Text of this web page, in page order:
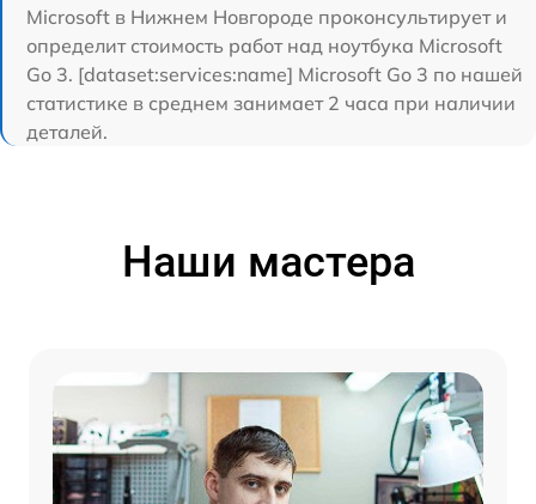
Microsoft в Нижнем Новгороде проконсультирует и
определит стоимость работ над ноутбука Microsoft
Go 3. [dataset:services:name] Microsoft Go 3 по нашей
статистике в среднем занимает 2 часа при наличии
деталей.
Наши мастера